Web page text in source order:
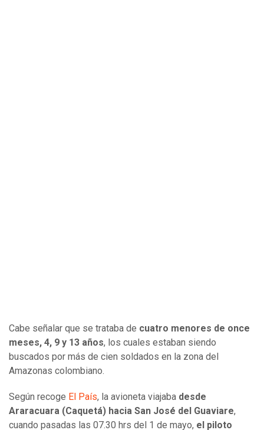
Cabe señalar que se trataba de cuatro menores de once
meses, 4, 9 y 13 años, los cuales estaban siendo
buscados por más de cien soldados en la zona del
Amazonas colombiano.
Según recoge El País, la avioneta viajaba desde
Araracuara (Caquetá) hacia San José del Guaviare,
cuando pasadas las 07.30 hrs del 1 de mayo, el piloto